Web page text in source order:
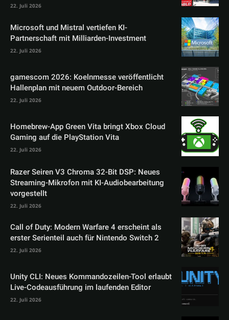
22. Juli 2026
Microsoft und Mistral vertiefen KI-
Partnerschaft mit Milliarden-Investment
22. Juli 2026
gamescom 2026: Koelnmesse veröffentlicht
Hallenplan mit neuem Outdoor-Bereich
22. Juli 2026
Homebrew-App Green Vita bringt Xbox Cloud
Gaming auf die PlayStation Vita
22. Juli 2026
Razer Seiren V3 Chroma 32-Bit DSP: Neues
Streaming-Mikrofon mit KI-Audiobearbeitung
vorgestellt
22. Juli 2026
Call of Duty: Modern Warfare 4 erscheint als
erster Serienteil auch für Nintendo Switch 2
22. Juli 2026
Unity CLI: Neues Kommandozeilen-Tool erlaubt
Live-Codeausführung im laufenden Editor
22. Juli 2026